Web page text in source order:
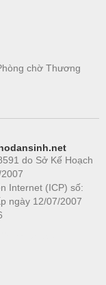
chờ Thương
do Sở Kế Hoạch
Internet (ICP) số:
ngày 12/07/2007